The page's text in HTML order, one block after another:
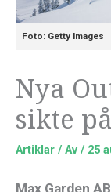
Foto: Getty Images
Nya
sikte
Artiklar / Av / 25